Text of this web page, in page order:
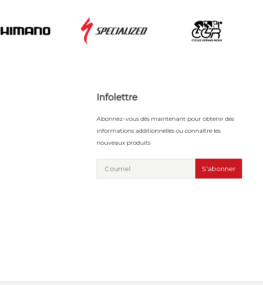
Infolettre
Abonnez-vous dès maintenant pour obtenir des
informations additionnelles ou connaître les
nouveaux produits
S'abonner